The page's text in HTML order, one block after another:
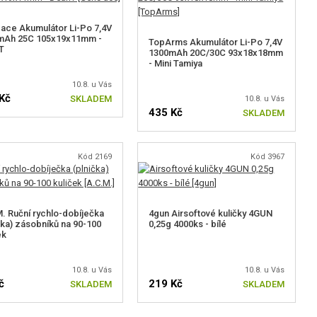
Akumulátor Li-Po 7,4V
25C 105x19x11mm -
10.8. u Vás
SKLADEM
TopArms Akumulátor Li-Po 7,4V
1300mAh 20C/30C 93x18x18mm
- Mini Tamiya
10.8. u Vás
435 Kč SKLADEM
Kód 2169
Ruční rychlo-dobíječka
zásobníků na 90-100
10.8. u Vás
SKLADEM
Kód 3967
4gun Airsoftové kuličky 4GUN
0,25g 4000ks - bílé
10.8. u Vás
219 Kč SKLADEM